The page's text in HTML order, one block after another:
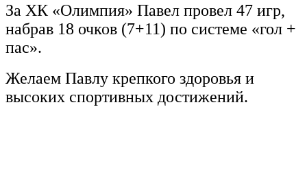
За ХК «Олимпия» Павел провел 47 игр,
набрав 18 очков (7+11) по системе «гол +
пас».
Желаем Павлу крепкого здоровья и
высоких спортивных достижений.